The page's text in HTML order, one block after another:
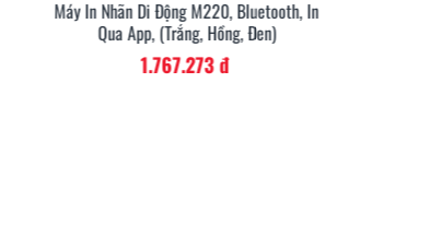
Máy In Nhãn Di Động M220, Bluetooth, In
Qua App, (Trắng, Hồng, Đen)
1.767.273 đ